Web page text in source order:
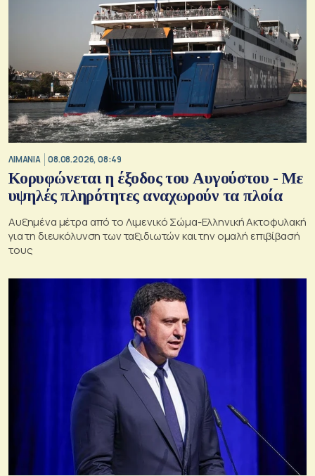
ΛΙΜΑΝΙΑ 08.08.2026, 08:49
Κορυφώνεται η έξοδος του Αυγούστου - Με
υψηλές πληρότητες αναχωρούν τα πλοία
Αυξημένα μέτρα από το Λιμενικό Σώμα-Ελληνική Ακτοφυλακή
για τη διευκόλυνση των ταξιδιωτών και την ομαλή επιβίβασή
τους